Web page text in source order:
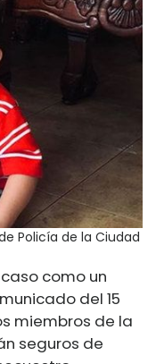
Policía de la Ciudad
como un
del 15
miembros de la
seguros de